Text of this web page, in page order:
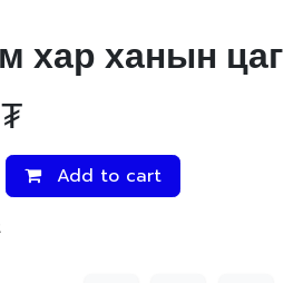
хар ханын цаг
₮
Add to cart